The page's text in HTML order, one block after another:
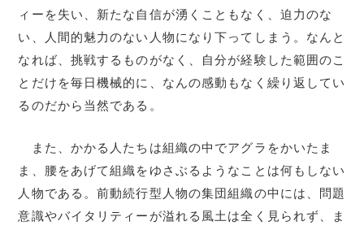
ィーを失い、新たな自信が湧くこともなく、迫力のな
い、人間的魅力のない人物になり下ってしまう。なんと
なれば、挑戦するものがなく、自分が経験した範囲のこ
とだけを毎日機械的に、なんの感動もなく繰り返してい
るのだから当然である。
また、かかる人たちは組織の中でアグラをかいたま
ま、腰をあげて組織をゆさぶるようなことは何もしない
人物である。前動続行型人物の集団組織の中には、問題
意識やバイタリティーが溢れる風土は全く見られず、ま